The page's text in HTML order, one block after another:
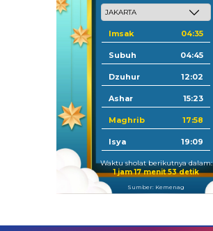
Imsak 04:35
Subuh 04:45
Dzuhur 12:02
Ashar 15:23
Maghrib 17:58
Isya 19:09
Waktu sholat berikutnya dalam:
1 jam 17 menit 52 detik
Sumber: Kemenag